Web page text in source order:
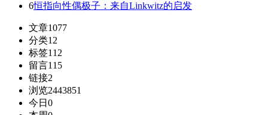
6恒指向性偶极子：来自Linkwitz的启发
文章1077
分类12
标签112
留言115
链接2
浏览2443851
今日 0